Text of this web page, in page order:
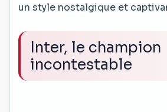
un style nostalgique et
Inter, le champion
incontestable